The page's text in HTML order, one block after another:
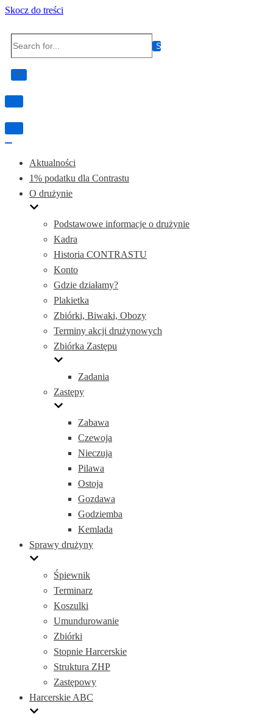
Skocz do treści
for...
Przełącznik
Przełącznik
Aktualności
1% podatku dla Contrastu
O drużynie
Podstawowe informacje o drużynie
Kadra
Historia CONTRASTU
Konto
Gdzie działamy?
Plakietka
Zbiórki, Biwaki, Obozy
Terminy akcji drużynowych
Zbiórka Zastępu
Zadania
Zastępy
Zabawa
Czewoja
Nieczuja
Pilawa
Ostoja
Gozdawa
Godziemba
Kemlada
Sprawy drużyny
Śpiewnik
Terminarz
Koszulki
Umundurowanie
Zbiórki
Stopnie Harcerskie
Struktura ZHP
Zastępowy
Harcerskie ABC